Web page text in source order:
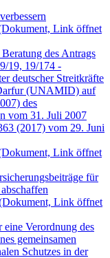
Link öffnet
des Antrags
19, 19/174 -
deutscher Streitkräfte
(UNAMID) auf
des
vom 31. Juli 2007
(2017) vom 29. Juni
Link öffnet
für
Link öffnet
Verordnung des
gemeinsamen
Schutzes in der